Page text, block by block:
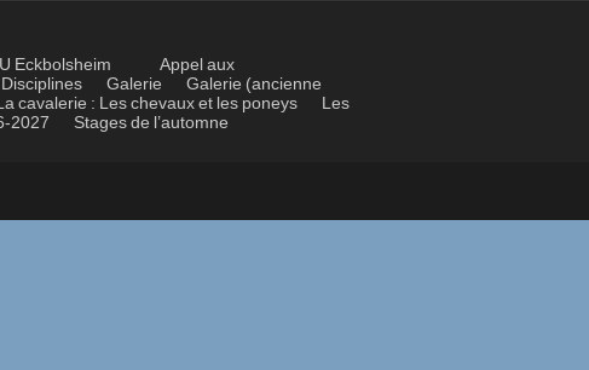
Eckbolsheim
Appel aux
Disciplines Galerie
Galerie (ancienne
cavalerie : Les chevaux et les poneys
Les
2027 Stages de l’automne